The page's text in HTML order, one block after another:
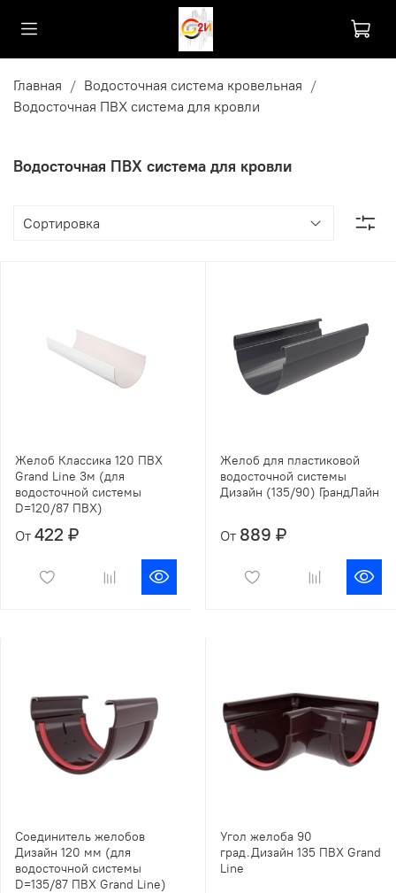
Главная
Водосточная система кровельная
Водосточная ПВХ система для кровли
Водосточная ПВХ система для кровли
Желоб Классика 120 ПВХ
Grand Line 3м (для
водосточной системы
D=120/87 ПВХ)
От 422 ₽
Желоб для пластиковой
водосточной системы
Дизайн (135/90) ГрандЛайн
От 889 ₽
Соединитель желобов
Дизайн 120 мм (для
водосточной системы
D=135/87 ПВХ Grand Line)
Угол желоба 90
град.Дизайн 135 ПВХ Grand
Line